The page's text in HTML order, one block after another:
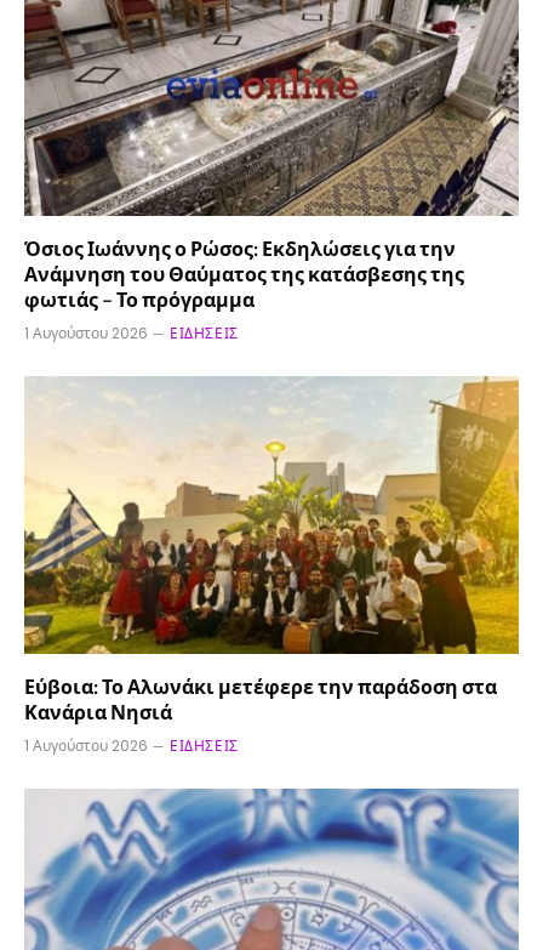
Όσιος Ιωάννης ο Ρώσος: Εκδηλώσεις για την
Ανάμνηση του Θαύματος της κατάσβεσης της
φωτιάς – Το πρόγραμμα
1 Αυγούστου 2026 ΕΙΔΉΣΕΙΣ
Εύβοια: Το Αλωνάκι μετέφερε την παράδοση στα
Κανάρια Νησιά
1 Αυγούστου 2026 ΕΙΔΉΣΕΙΣ